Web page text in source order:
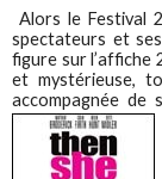
Alors le Festival
spectateurs et
figure sur l’affiche
et mystérieuse,
accompagnée de